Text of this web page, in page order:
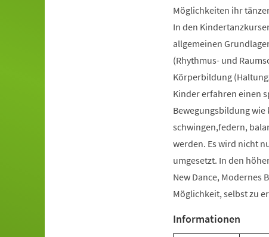
Möglichkeiten ihr
In den
allgemeinen
(Rhythmus- und
Körperbildung
Kinder erfahren einen
Bewegungsbildung
schwingen,federn,
werden. Es wird nicht
umgesetzt. In den
New Dance, Modernes
Möglichkeit, selbst zu
Informationen